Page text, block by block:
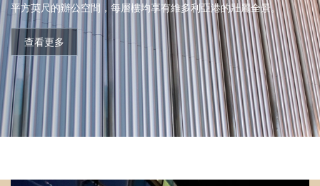
平方英尺的辦公空間，每層樓均享有維多利亞港的壯麗全景。
查看更多